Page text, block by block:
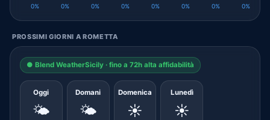
0% 0% 0% 0% 0% 0% 0% 0%
PROSSIMI GIORNI A ROMETTA
● Blend WeatherSicily · fino a 72h alta affidabilità
Oggi
🌤️
Domani
🌤️
Domenica
☀️
Lunedì
☀️